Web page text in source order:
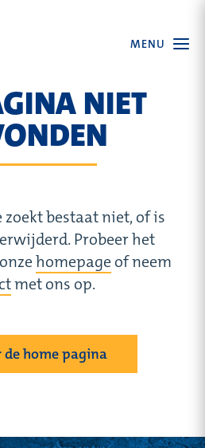
Open
the
MENU
NIET
zoekt bestaat niet, of is
Probeer het
homepage of neem
met ons op.
de home pagina